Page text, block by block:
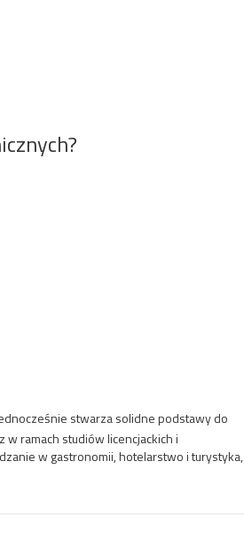
stwarza solidne podstawy do
ramach studiów licencjackich i
w gastronomii, hotelarstwo i turystyka,